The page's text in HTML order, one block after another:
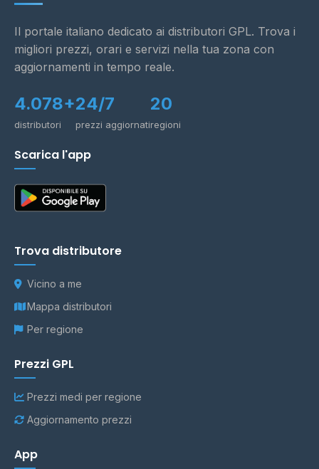
Il portale italiano dedicato ai distributori GPL. Trova i
migliori prezzi, orari e servizi nella tua zona con
aggiornamenti in tempo reale.
4.078+
distributori
24/7
prezzi aggiornati
20
regioni
Scarica l'app
Trova distributore
Vicino a me
Mappa distributori
Per regione
Prezzi GPL
Prezzi medi per regione
Aggiornamento prezzi
App